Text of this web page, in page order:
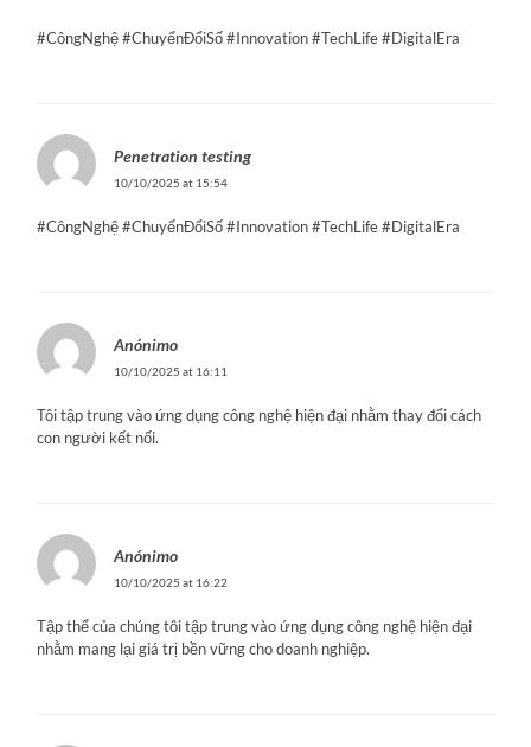
#CôngNghệ #ChuyểnĐổiSố #Innovation #TechLife #DigitalEra
Penetration testing
10/10/2025 at 15:54
#CôngNghệ #ChuyểnĐổiSố #Innovation #TechLife #DigitalEra
Anónimo
10/10/2025 at 16:11
Tôi tập trung vào ứng dụng công nghệ hiện đại nhằm thay đổi cách
con người kết nối.
Anónimo
10/10/2025 at 16:22
Tập thể của chúng tôi tập trung vào ứng dụng công nghệ hiện đại
nhằm mang lại giá trị bền vững cho doanh nghiệp.